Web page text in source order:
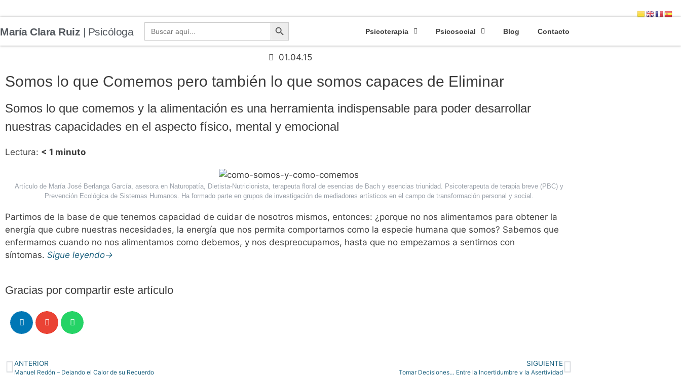
María Clara Ruiz | Psicóloga Buscar: Botón de búsqueda
Psicoterapia Psicosocial Blog Contacto
01.04.15
Somos lo que Comemos pero también lo que somos capaces de Eliminar
Somos lo que comemos y la alimentación es una herramienta indispensable para poder desarrollar
nuestras capacidades en el aspecto físico, mental y emocional
Lectura: < 1 minuto
Artículo de María José Berlanga García, asesora en Naturopatía, Dietista-Nutricionista, terapeuta floral de esencias de Bach y esencias triunidad. Psicoterapeuta de terapia breve (PBC) y
Prevención Ecológica de Sistemas Humanos. Ha formado parte en grupos de investigación de mediadores artísticos en el campo de transformación personal y social.
Partimos de la base de que tenemos capacidad de cuidar de nosotros mismos, entonces: ¿porque no nos alimentamos para obtener la
energía que cubre nuestras necesidades, la energía que nos permita comportarnos como la especie humana que somos? Sabemos que
enfermamos cuando no nos alimentamos como debemos, y nos despreocupamos, hasta que no empezamos a sentirnos con
síntomas. Sigue leyendo→
Gracias por compartir este artículo
ANTERIOR
Manuel Redón – Dejando el Calor de su Recuerdo
SIGUIENTE
Tomar Decisiones… Entre la Incertidumbre y la Asertividad